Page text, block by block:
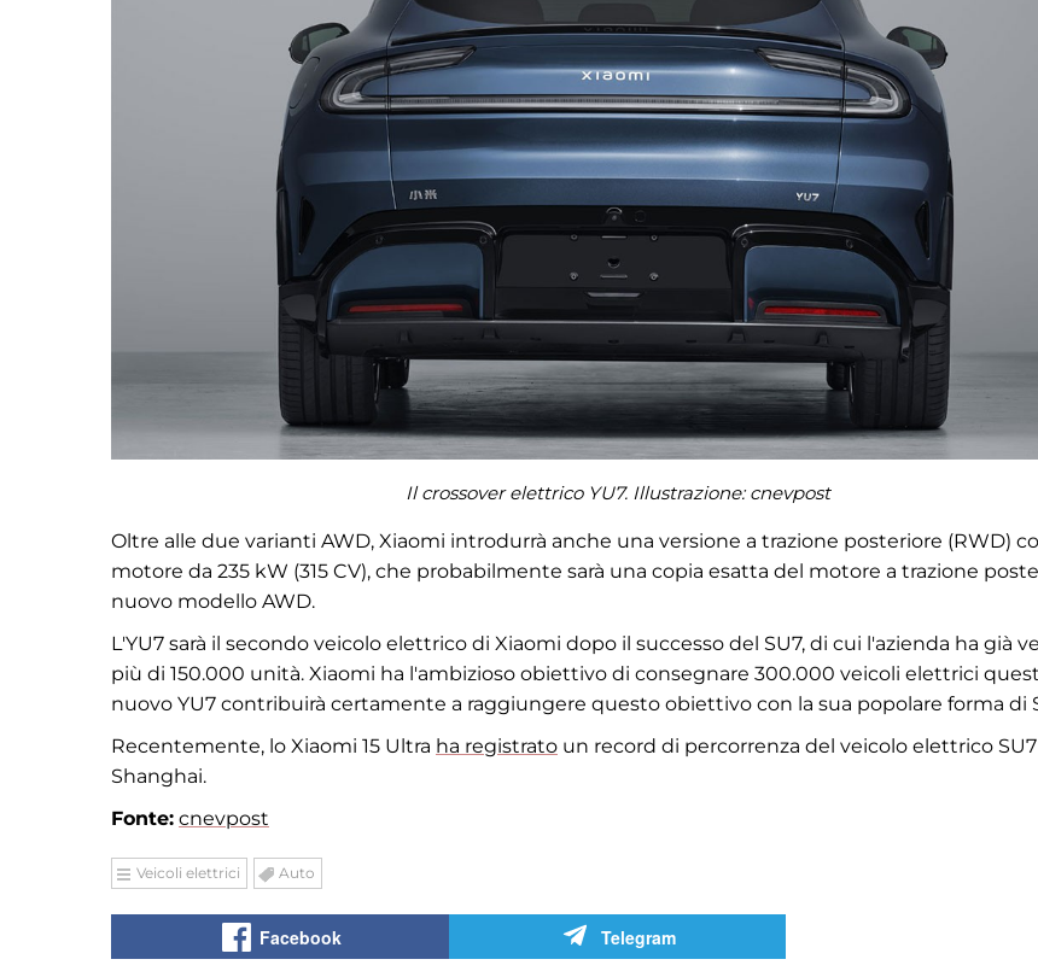
Il crossover elettrico YU7. Illustrazione: cnevpost
Oltre alle due varianti AWD, Xiaomi introdurrà anche una versione a trazione posteriore (RWD)
motore da 235 kW (315 CV), che probabilmente sarà una copia esatta del motore a trazione
nuovo modello AWD.
L'YU7 sarà il secondo veicolo elettrico di Xiaomi dopo il successo del SU7, di cui l'azienda ha già
più di 150.000 unità. Xiaomi ha l'ambizioso obiettivo di consegnare 300.000 veicoli elettrici
nuovo YU7 contribuirà certamente a raggiungere questo obiettivo con la sua popolare forma di
Recentemente, lo Xiaomi 15 Ultra ha registrato un record di percorrenza del veicolo elettrico
Shanghai.
Fonte: cnevpost
Veicoli elettrici Auto
Facebook Telegram